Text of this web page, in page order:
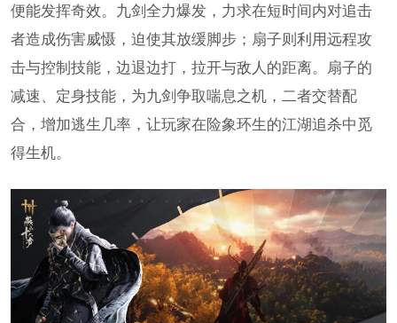
便能发挥奇效。九剑全力爆发，力求在短时间内对追击
者造成伤害威慑，迫使其放缓脚步；扇子则利用远程攻
击与控制技能，边退边打，拉开与敌人的距离。扇子的
减速、定身技能，为九剑争取喘息之机，二者交替配
合，增加逃生几率，让玩家在险象环生的江湖追杀中觅
得生机。